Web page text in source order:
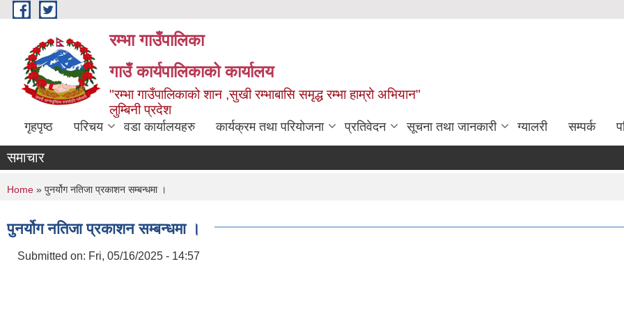
Skip to main content
रम्भा गाउँपालिका
गाउँ कार्यपालिकाको कार्यालय
"रम्भा गाउँपालिकाको शान ,सुखी रम्भाबासि समृद्ध रम्भा हाम्रो अभियान"
लुम्बिनी प्रदेश
गृहपृष्ठ परिचय वडा कार्यालयहरु कार्यक्रम तथा परियोजना प्रतिवेदन सूचना तथा जानकारी ग्यालरी सम्पर्क
समाचार
You are here
Home » पुनर्योग नतिजा प्रकाशन सम्बन्धमा ।
पुनर्योग नतिजा प्रकाशन सम्बन्धमा ।
Submitted on: Fri, 05/16/2025 - 14:57